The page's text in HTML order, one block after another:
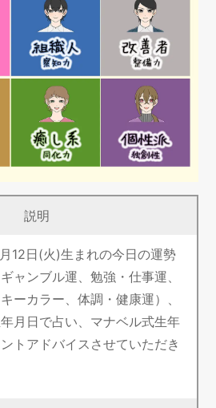
説明
12日(火)生まれの今日の運勢
ャンブル運、勉強・仕事運、
ーカラー、体調・健康運）、
月日で占い、マナベル式生年
トアドバイスさせていただき